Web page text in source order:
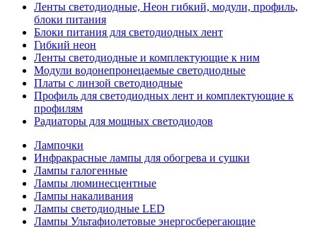
Ленты светодиодные, Неон гибкий, модули, профиль,
блоки питания
Блоки питания для светодиодных лент
Гибкий неон
Ленты светодиодные и комплектующие к ним
Модули водонепронецаемые светодиодные
Платы с линзой светодиодные
Профиль для светодиодных лент и комплектующие к
профилям
Радиаторы для мощных светодиодов
Лампочки
Инфракрасные лампы для обогрева и сушки
Лампы галогенные
Лампы люминесцентные
Лампы накаливания
Лампы светодиодные LED
Лампы Ультафиолетовые энергосберегающие